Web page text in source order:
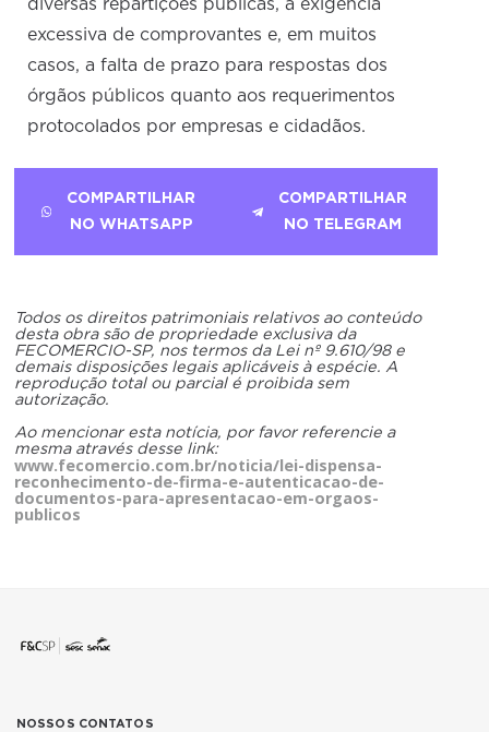
diversas repartições públicas, a exigência
excessiva de comprovantes e, em muitos
casos, a falta de prazo para respostas dos
órgãos públicos quanto aos requerimentos
protocolados por empresas e cidadãos.
COMPARTILHAR
NO WHATSAPP
COMPARTILHAR
NO TELEGRAM
Todos os direitos patrimoniais relativos ao conteúdo
desta obra são de propriedade exclusiva da
FECOMERCIO-SP, nos termos da Lei nº 9.610/98 e
demais disposições legais aplicáveis à espécie. A
reprodução total ou parcial é proibida sem
autorização.
Ao mencionar esta notícia, por favor referencie a
mesma através desse link:
www.fecomercio.com.br/noticia/lei-dispensa-
reconhecimento-de-firma-e-autenticacao-de-
documentos-para-apresentacao-em-orgaos-
publicos
NOSSOS CONTATOS